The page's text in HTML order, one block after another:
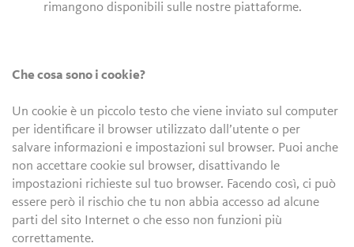
rimangono disponibili sulle nostre piattaforme.
Che cosa sono i cookie?
Un cookie è un piccolo testo che viene inviato sul computer
per identificare il browser utilizzato dall’utente o per
salvare informazioni e impostazioni sul browser. Puoi anche
non accettare cookie sul browser, disattivando le
impostazioni richieste sul tuo browser. Facendo così, ci può
essere però il rischio che tu non abbia accesso ad alcune
parti del sito Internet o che esso non funzioni più
correttamente.